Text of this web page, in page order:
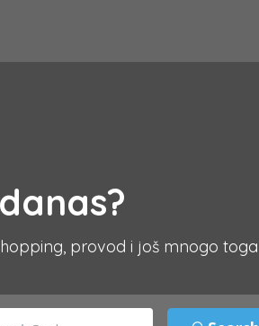
provod i još mnogo toga